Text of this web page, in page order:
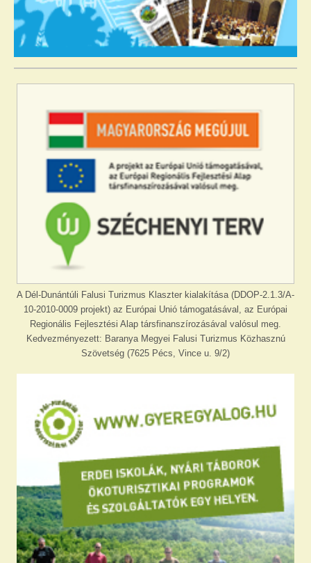
A Dél-Dunántúli Falusi Turizmus Klaszter kialakítása (DDOP-2.1.3/A-
10-2010-0009 projekt) az Európai Unió támogatásával, az Európai
Regionális Fejlesztési Alap társfinanszírozásával valósul meg.
Kedvezményezett: Baranya Megyei Falusi Turizmus Közhasznú
Szövetség (7625 Pécs, Vince u. 9/2)